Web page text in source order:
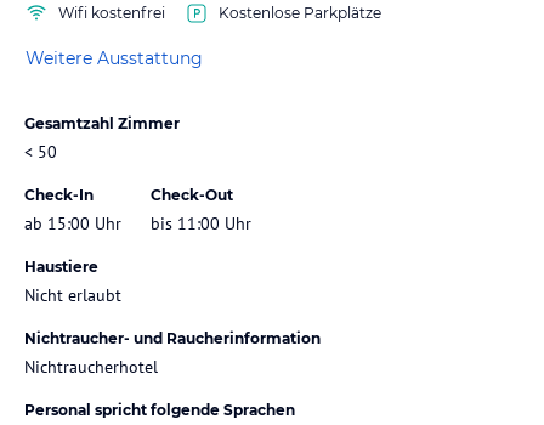
Wifi kostenfrei Kostenlose Parkplätze
Weitere Ausstattung
Gesamtzahl Zimmer
< 50
Check-In
ab 15:00 Uhr
Check-Out
bis 11:00 Uhr
Haustiere
Nicht erlaubt
Nichtraucher- und Raucherinformation
Nichtraucherhotel
Personal spricht folgende Sprachen